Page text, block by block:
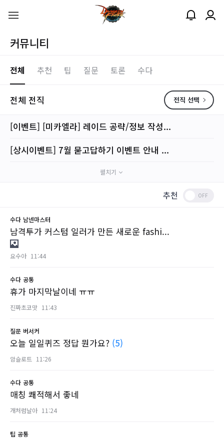
커뮤니티
전체 추천 팁 질문 토론 수다
전체 전직 전직 선택
[이벤트] [미카엘라] 레이드 공략/정보 작성...
[상시이벤트] 7월 묻고답하기 이벤트 안내 ...
펼치기
추천
수다 남넨마스터
남격투가 커스텀 일러가 만든 새로운 fashi...
요수아 11:44
수다 공통
휴가 마지막날이네 ㅠㅠ
진짜초코맛 11:43
질문 버서커
오늘 일일퀴즈 정답 뭔가요? (5)
암슬로트 11:26
수다 공통
매칭 쾌적해서 좋네
개처럼날아 11:24
팁 공통